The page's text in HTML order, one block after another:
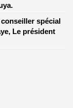
conseiller spécial
Le président